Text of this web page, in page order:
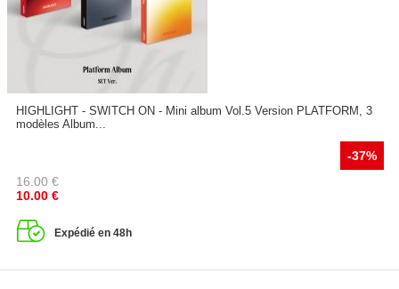
HIGHLIGHT - SWITCH ON - Mini album Vol.5 Version PLATFORM, 3
modèles Album...
-37%
16.00 €
10.00 €
Expédié en 48h